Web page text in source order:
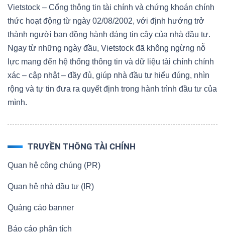
Vietstock – Cổng thông tin tài chính và chứng khoán chính
thức hoạt động từ ngày 02/08/2002, với định hướng trở
thành người bạn đồng hành đáng tin cậy của nhà đầu tư.
Ngay từ những ngày đầu, Vietstock đã không ngừng nỗ
lực mang đến hệ thống thông tin và dữ liệu tài chính chính
xác – cập nhật – đầy đủ, giúp nhà đầu tư hiểu đúng, nhìn
rộng và tự tin đưa ra quyết định trong hành trình đầu tư của
mình.
TRUYỀN THÔNG TÀI CHÍNH
Quan hệ công chúng (PR)
Quan hệ nhà đầu tư (IR)
Quảng cáo banner
Báo cáo phân tích